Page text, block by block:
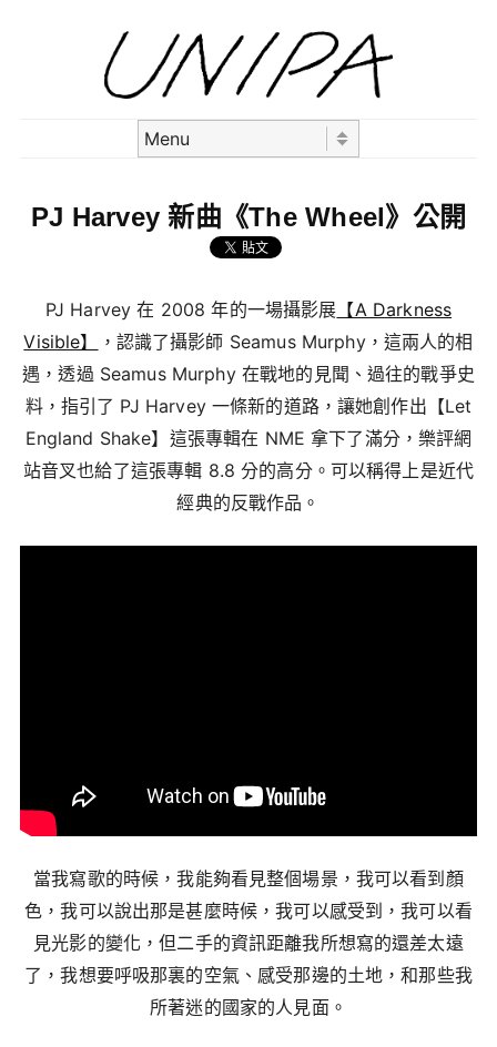
PJ Harvey 新曲《The Wheel》公開
PJ Harvey 在 2008 年的一場攝影展 【A Darkness
Visible】
，認識了攝影師 Seamus Murphy，這兩人的相
遇，透過 Seamus Murphy 在戰地的見聞、過往的戰爭史
料，指引了 PJ Harvey 一條新的道路，讓她創作出【Let
England Shake】這張專輯在 NME 拿下了滿分，樂評網
站音叉也給了這張專輯 8.8 分的高分。可以稱得上是近代
經典的反戰作品。
當我寫歌的時候，我能夠看見整個場景，我可以看到顏
色，我可以說出那是甚麼時候，我可以感受到，我可以看
見光影的變化，但二手的資訊距離我所想寫的還差太遠
了，我想要呼吸那裏的空氣、感受那邊的土地，和那些我
所著迷的國家的人見面。